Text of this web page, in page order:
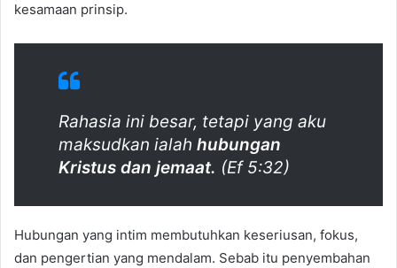
kesamaan prinsip.
Rahasia ini besar, tetapi yang aku
maksudkan ialah hubungan
Kristus dan jemaat. (Ef 5:32)
Hubungan yang intim membutuhkan keseriusan, fokus,
dan pengertian yang mendalam. Sebab itu penyembahan